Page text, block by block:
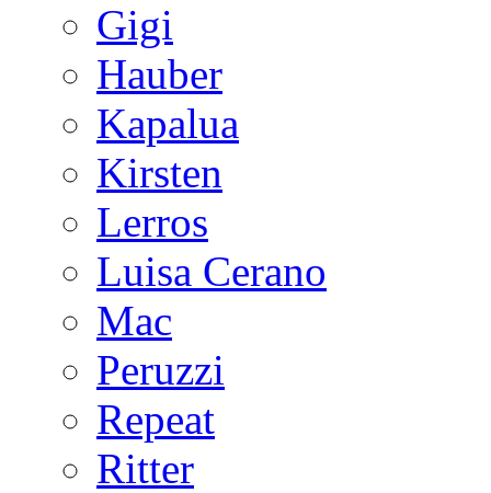
Gigi
Hauber
Kapalua
Kirsten
Lerros
Luisa Cerano
Mac
Peruzzi
Repeat
Ritter